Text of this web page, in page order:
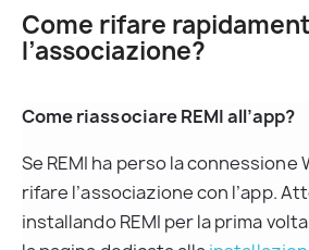
Come rifare
l’associazione?
Come riassociare REMI all’app?
Se REMI ha perso la connessione
rifare l’associazione con l’app.
installando REMI per la prima